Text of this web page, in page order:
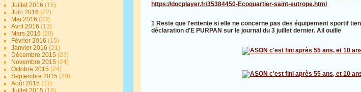
Juillet 2016(15)
Juin 2016(22)
Mai 2016(23)
Avril 2016(13)
Mars 2016(20)
Février 2016(15)
Janvier 2016(21)
Décembre 2015(23)
Novembre 2015(24)
Octobre 2015(24)
Septembre 2015(20)
Août 2015(11)
Juillet 2015(16)
https://docplayer.fr/35384450-Ecoquartier-saint-eutrope.html
1 Reste que l'entente si elle ne concerne pas des équipement sportif
déclaration d'E PURPAN sur le journal du 3 juillet dernier. Ail ouille